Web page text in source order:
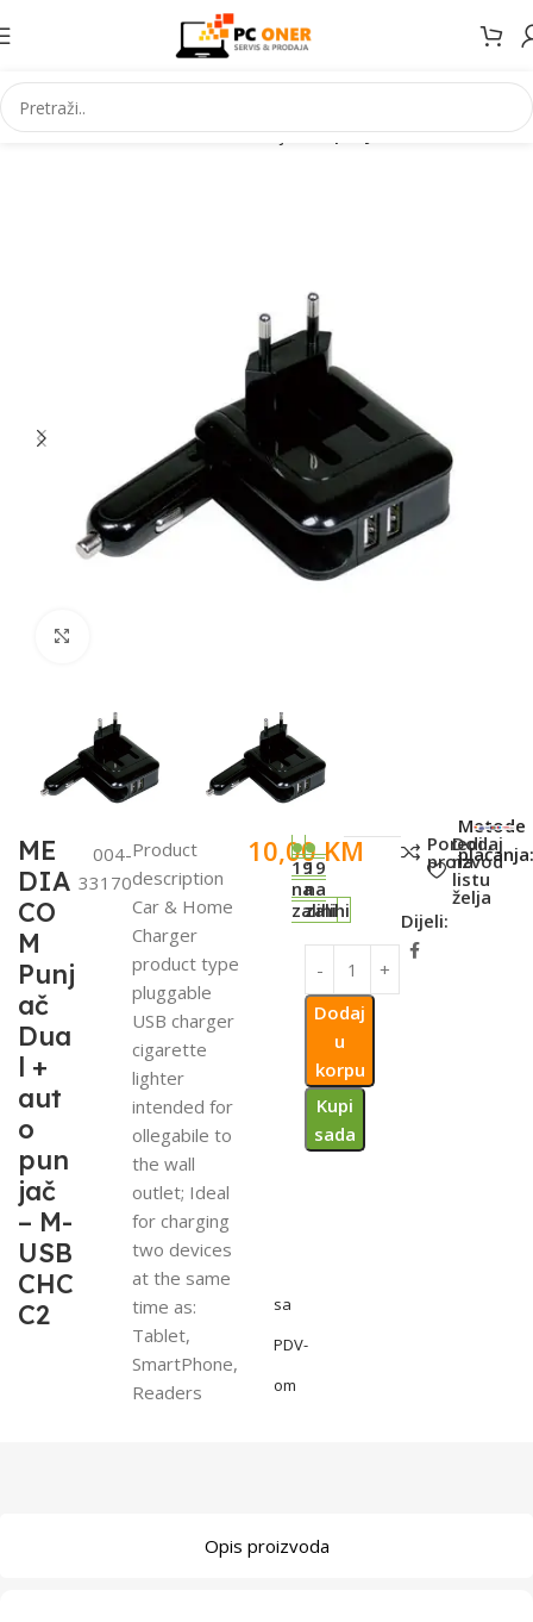
Početna Informatika USB uredaji USB punjaci
ME
DIA
CO
M
Punj
ač
Dua
l +
aut
o
pun
jač
– M-
USB
CHC
C2
004-
33170
Product
description
Car & Home
Charger
product type
pluggable
USB charger
cigarette
lighter
intended for
ollegabile to
the wall
outlet; Ideal
for charging
two devices
at the same
time as:
Tablet,
SmartPhone,
Readers
10,00KM
sa
PDV-
om
19
na
zalihi
19
na
zalihi
Dodaj
u
korpu
Kupi
sada
Poredi
proizvod
Dodaj
na
listu
želja
Dijeli:
Metode
plaćanja:
Opis proizvoda